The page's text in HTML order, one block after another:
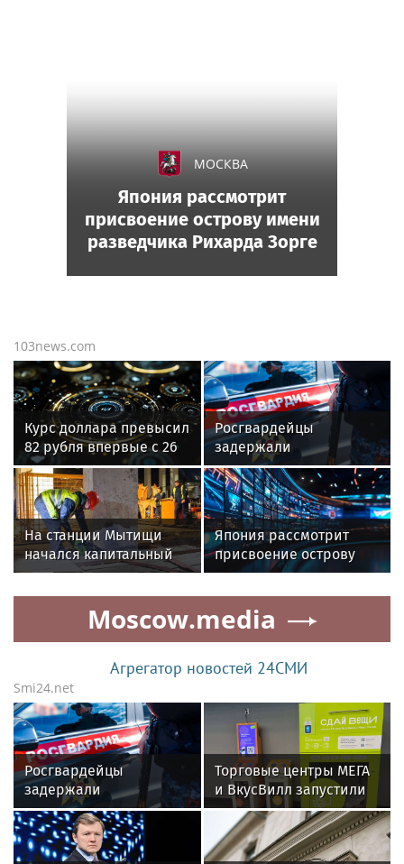
103news.com
Курс доллара превысил
82 рубля впервые с 26
марта
Росгвардейцы
задержали
подозреваемого в
незаконном
проникновении в
частный дом в
Подмосковье
На станции Мытищи
начался капитальный
ремонт пассажирских
платформ
Япония рассмотрит
присвоение острову
имени разведчика
Рихарда Зорге
Moscow.media
Агрегатор новостей 24СМИ
Smi24.net
Росгвардейцы
задержали
подозреваемого в
незаконном
проникновении в
Торговые центры МЕГА
и ВкусВилл запустили
совместный проект по
раздельному сбору
вторсырья
МОСКВА
Япония рассмотрит
присвоение острову имени
разведчика Рихарда Зорге